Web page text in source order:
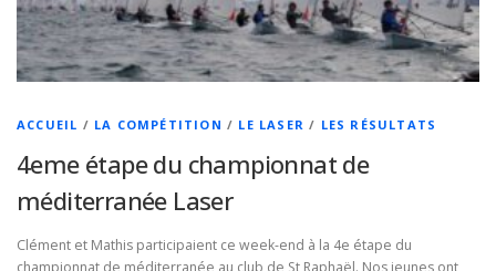
ACCUEIL / LA COMPÉTITION / LE LASER / LES RÉSULTATS
4eme étape du championnat de
méditerranée Laser
Clément et Mathis participaient ce week-end à la 4e étape du
championnat de méditerranée au club de St Raphaël. Nos jeunes ont